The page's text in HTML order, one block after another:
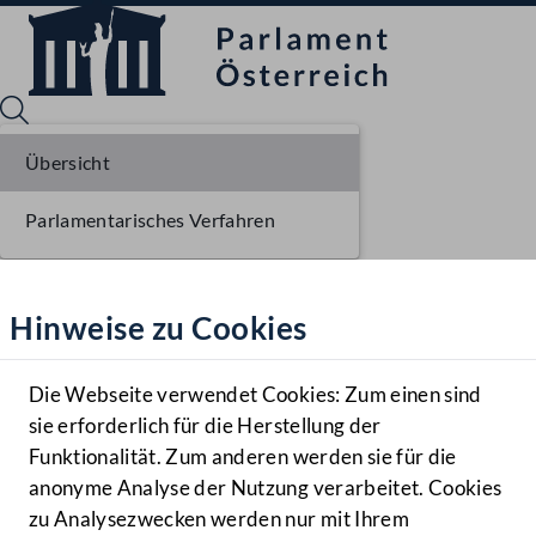
Hilfe
Benutzer
Navigationsmenü öffnen
MENÜ
Hinweise zu Cookies
Die Webseite verwendet Cookies: Zum einen sind
sie erforderlich für die Herstellung der
Funktionalität. Zum anderen werden sie für die
anonyme Analyse der Nutzung verarbeitet. Cookies
zu Analysezwecken werden nur mit Ihrem
Übersicht
Parlamentarisches Verfahren